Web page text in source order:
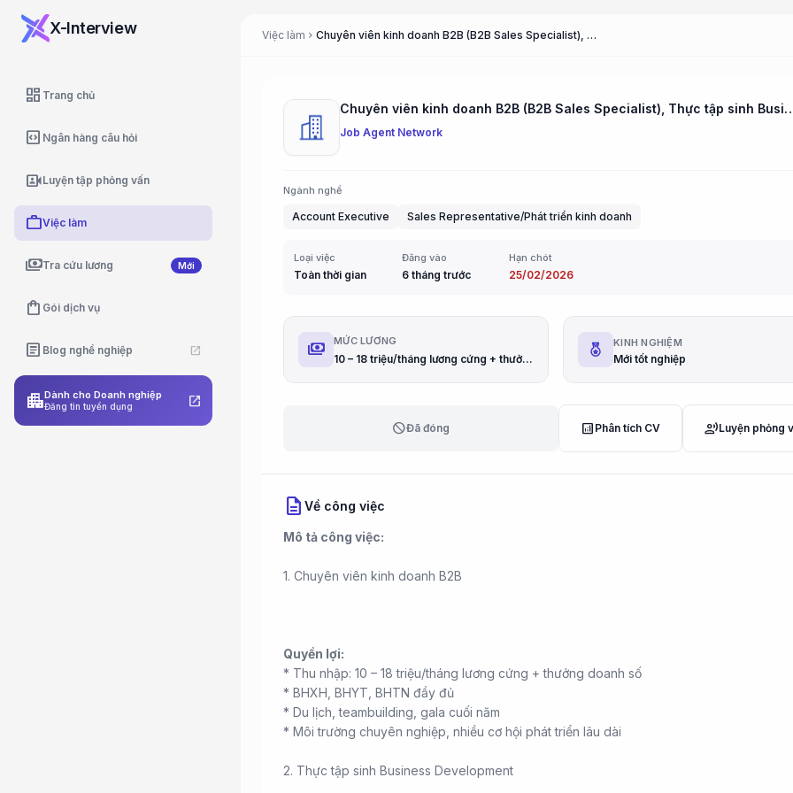
X-Interview
dashboard Trang chủ
code_blocks Ngân hàng câu hỏi
video_camera_frontLuyện tập phỏng vấn
workViệc làm
paymentsTra cứu lương Mới
shopping_bag Gói dịch vụ
article Blog nghề nghiệp open_in_new
apartmentDành cho Doanh nghiệp
Đăng tin tuyển dụng open_in_new
Việc làm chevron_right Chuyên viên kinh doanh B2B (B2B Sales Specialist), Thực tập sinh Business Development (Business Development Intern)
Chuyên viên kinh doanh B2B (B2B Sales Specialist), Thực tập
Job Agent Network
Ngành nghề
Account Executive Sales Representative/Phát triển kinh doanh
Loại việc
Toàn thời gian
Đăng vào
6 tháng trước
Hạn chót
25/02/2026
payments MỨC LƯƠNG
10 – 18 triệu/tháng lương cứng + thưởng doanh số, Thu nhập thỏa thuận (lương cứng + % doanh thu)
KINH NGHIỆM
Mới tốt nghiệp
blockĐã đóng analytics Phân tích CV record_voice_overLuyện phỏng
description Về công việc
Mô tả công việc:
1. Chuyên viên kinh doanh B2B
Quyền lợi:
* Thu nhập: 10 – 18 triệu/tháng lương cứng + thưởng doanh số
* BHXH, BHYT, BHTN đầy đủ
* Du lịch, teambuilding, gala cuối năm
* Môi trường chuyên nghiệp, nhiều cơ hội phát triển lâu dài
2. Thực tập sinh Business Development